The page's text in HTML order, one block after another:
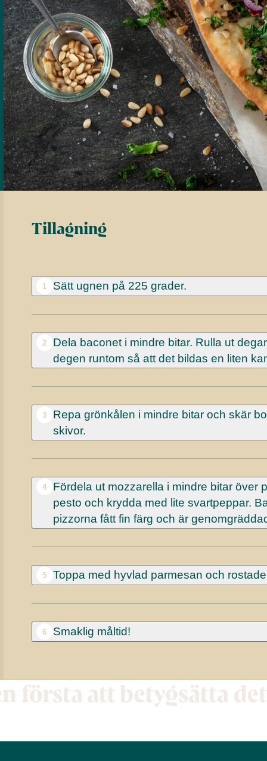
Tillagning
1 Sätt ugnen på 225 grader.
2
Dela baconet i mindre bitar. Rulla ut
degen runtom så att det bildas en liten
3
Repa grönkålen i mindre bitar och skär
skivor.
4
Fördela ut mozzarella i mindre bitar över
pesto och krydda med lite svartpeppar.
pizzorna fått fin färg och är
5 Toppa med hyvlad parmesan och
6 Smaklig måltid!
första att betygsätta